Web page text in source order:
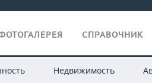
СПРАВОЧНИК
Недвижимость